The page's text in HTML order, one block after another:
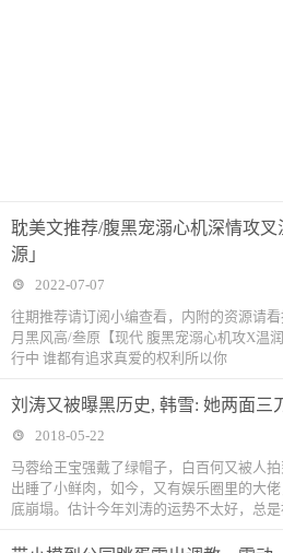
耽美文推荐/腹黑宠溺心机深情攻
源」
2022-07-07
往期推荐请订阅小编查看，内附的资源请看
月黑风高/叁原【现代 腹黑宠溺心机攻X温
行中 谁都有追求真爱的权利所以你
刘涛又被曝黑历史, 韩雪: 她两面三
2018-05-22
马蓉给王宝强戴了绿帽子，白百何又被人
出睡了小鲜肉，如今，又有娱乐圈里的大
底崩塌。估计今年刘涛的运势不太好，总是